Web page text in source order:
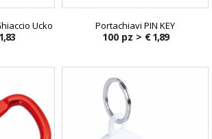
Ucko Portachiavi PIN KEY
100 pz > € 1,89